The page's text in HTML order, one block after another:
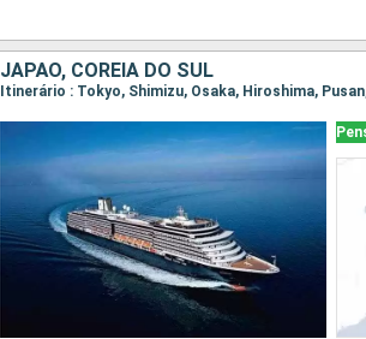
JAPÃO, COREIA DO SUL